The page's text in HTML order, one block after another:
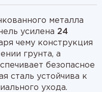
металла
усилена 24
чему конструкция
грунта, а
безопасное
сталь устойчива к
ухода.